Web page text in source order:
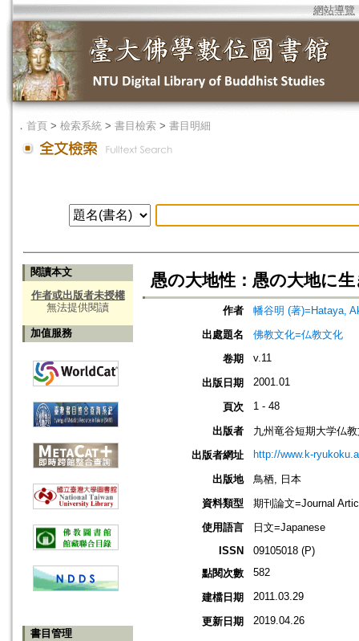
網站導覽
． 首頁 > 檢索系統 > 書目檢索 > 書目明細
閱讀本文
作者或出版者未授權
無法提供閱讀
加值服務
書目管理
愚の大地性：愚の大地に
作者
幡谷明 (著)=Hataya,
出處題名
佛教文化=仏教文化
卷期
v.11
出版日期 2001.01
頁次 1 - 48
出版者
九州竜谷短期大学仏
出版者網址
http://www.k-
出版地
鳥栖, 日本
資料類型
期刊論文=Journal
使用語言
日文=Japanese
ISSN
09105018 (P)
點閱次數
582
建檔日期 2011.03.29
更新日期 2019.04.26